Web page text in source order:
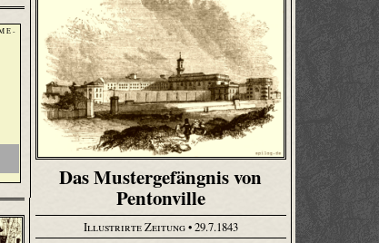
E -
Das Mustergefängnis von
Pentonville
Illustrirte Zeitung• 29.7.1843